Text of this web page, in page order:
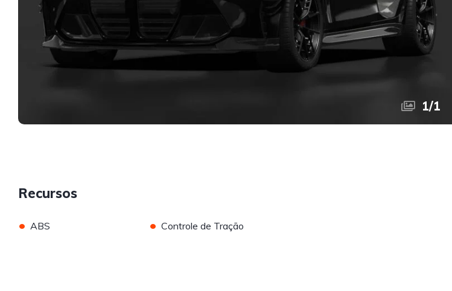
1/1
Recursos
• ABS • Controle de Tração